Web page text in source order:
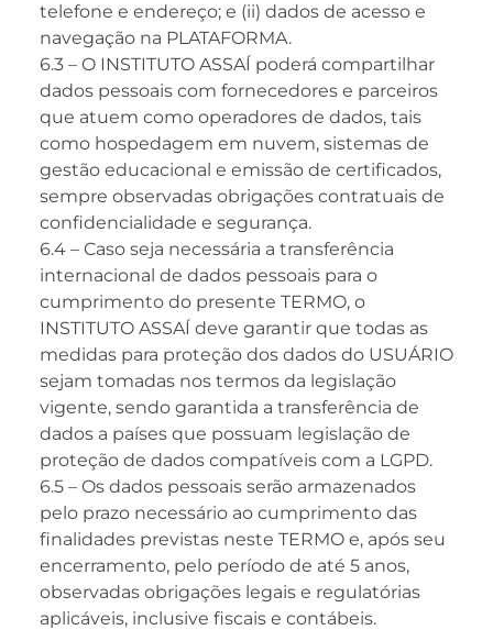
telefone e endereço; e (ii) dados de acesso e
navegação na PLATAFORMA.
6.3 – O INSTITUTO ASSAÍ poderá compartilhar
dados pessoais com fornecedores e parceiros
que atuem como operadores de dados, tais
como hospedagem em nuvem, sistemas de
gestão educacional e emissão de certificados,
sempre observadas obrigações contratuais de
confidencialidade e segurança.
6.4 – Caso seja necessária a transferência
internacional de dados pessoais para o
cumprimento do presente TERMO, o
INSTITUTO ASSAÍ deve garantir que todas as
medidas para proteção dos dados do USUÁRIO
sejam tomadas nos termos da legislação
vigente, sendo garantida a transferência de
dados a países que possuam legislação de
proteção de dados compatíveis com a LGPD.
6.5 – Os dados pessoais serão armazenados
pelo prazo necessário ao cumprimento das
finalidades previstas neste TERMO e, após seu
encerramento, pelo período de até 5 anos,
observadas obrigações legais e regulatórias
aplicáveis, inclusive fiscais e contábeis.